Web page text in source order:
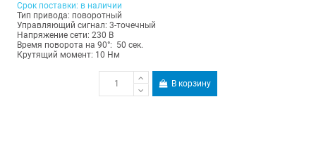
Срок поставки: в наличии
Тип привода: поворотный
Управляющий сигнал: 3-точечный
Напряжение сети: 230 В
Время поворота на 90°: 50 сек.
Крутящий момент: 10 Нм
В корзину